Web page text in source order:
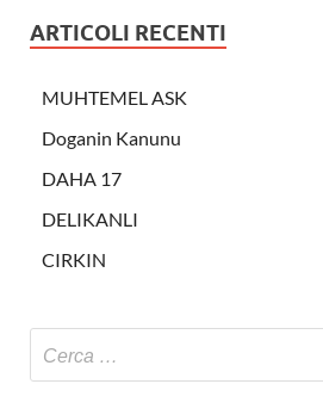
ARTICOLI RECENTI
MUHTEMEL ASK
Doganin Kanunu
DAHA 17
DELIKANLI
CIRKIN